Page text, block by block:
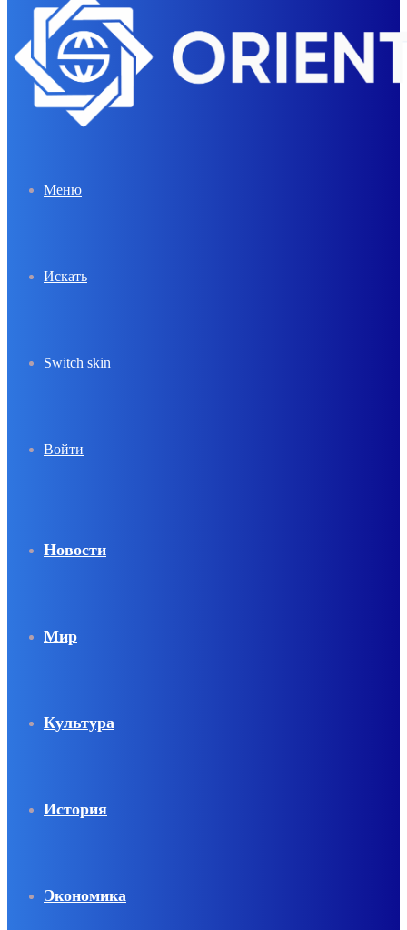
Меню
Искать
Switch skin
Войти
Новости
Мир
Культура
История
Экономика